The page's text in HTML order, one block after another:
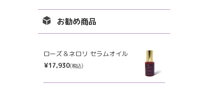
イ
ブ
お勧め商品
ローズ＆ネロリ セラムオイル
¥17,930(税込)